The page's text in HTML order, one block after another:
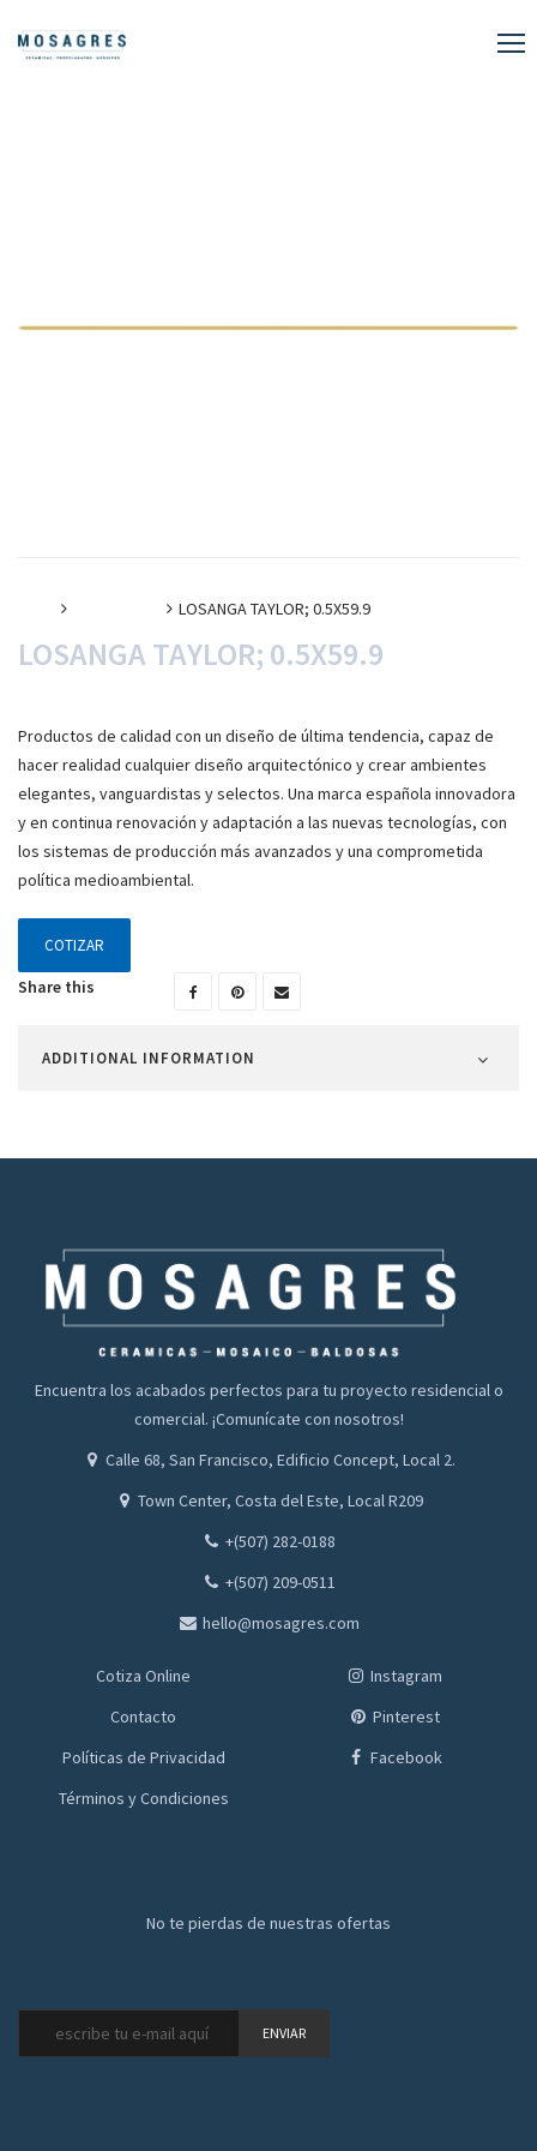
LOSANGA TAYLOR; 0.5X59.9
LOSANGA TAYLOR; 0.5X59.9
Productos de calidad con un diseño de última tendencia, capaz de
hacer realidad cualquier diseño arquitectónico y crear ambientes
elegantes, vanguardistas y selectos. Una marca española innovadora
y en continua renovación y adaptación a las nuevas tecnologías, con
los sistemas de producción más avanzados y una comprometida
política medioambiental.
COTIZAR
Share this
ADDITIONAL INFORMATION
Encuentra los acabados perfectos para tu proyecto residencial o
comercial. ¡Comunícate con nosotros!
Calle 68, San Francisco, Edificio Concept, Local 2.
Town Center, Costa del Este, Local R209
+(507) 282-0188
+(507) 209-0511
hello@mosagres.com
Cotiza Online
Contacto
Políticas de Privacidad
Términos y Condiciones
Instagram
Pinterest
Facebook
No te pierdas de nuestras ofertas